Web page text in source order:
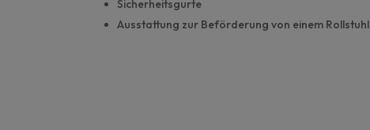
Sicherheitsgurte
Ausstattung zur Beförderung von einem Rollstuhl